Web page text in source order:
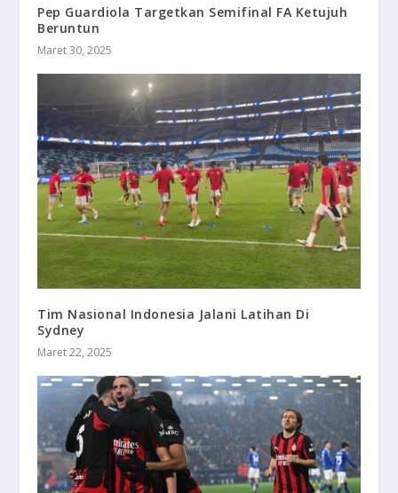
Pep Guardiola Targetkan Semifinal FA Ketujuh
Beruntun
Maret 30, 2025
Tim Nasional Indonesia Jalani Latihan Di
Sydney
Maret 22, 2025